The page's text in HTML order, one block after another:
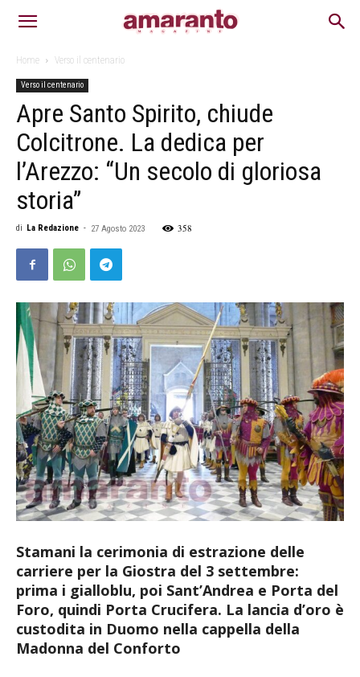
Home Verso il centenario
Verso il centenario
Apre Santo Spirito, chiude
Colcitrone. La dedica per
l’Arezzo: “Un secolo di gloriosa
storia”
di La Redazione - 27 Agosto 2023 358
Stamani la cerimonia di estrazione delle
carriere per la Giostra del 3 settembre:
prima i gialloblu, poi Sant’Andrea e Porta del
Foro, quindi Porta Crucifera. La lancia d’oro è
custodita in Duomo nella cappella della
Madonna del Conforto